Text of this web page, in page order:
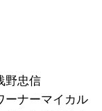
忠信
ナーマイカル